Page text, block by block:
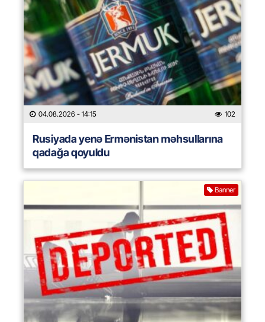
04.08.2026 - 14:15 102
Rusiyada yenə Ermənistan məhsullarına
qadağa qoyuldu
Banner